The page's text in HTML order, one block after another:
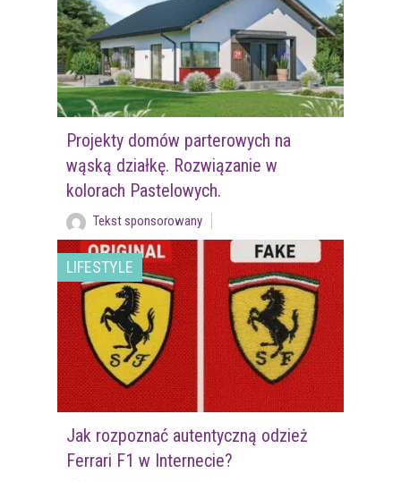
Projekty domów parterowych na
wąską działkę. Rozwiązanie w
kolorach Pastelowych.
Tekst sponsorowany
LIFESTYLE
Jak rozpoznać autentyczną odzież
Ferrari F1 w Internecie?